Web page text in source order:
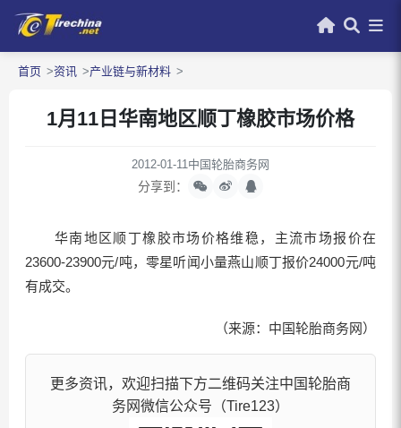
首页 资讯 产业链与新材料
1月11日华南地区顺丁橡胶市场价格
2012-01-11中国轮胎商务网
分享到：
华南地区顺丁橡胶市场价格维稳，主流市场报价在
23600-23900元/吨，零星听闻小量燕山顺丁报价24000元/吨
有成交。
（来源：中国轮胎商务网）
更多资讯，欢迎扫描下方二维码关注中国轮胎商
务网微信公众号（Tire123）